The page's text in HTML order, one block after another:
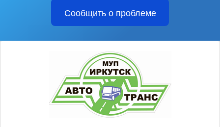
Сообщить о проблеме